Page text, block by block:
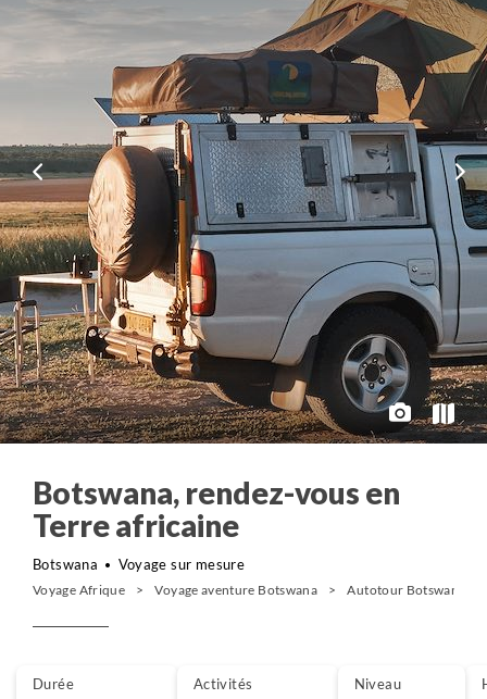
Botswana, rendez-vous en
Terre africaine
Botswana Voyage sur mesure
Voyage Afrique Voyage aventure Botswana Autotour Botswana
Durée Activités Niveau